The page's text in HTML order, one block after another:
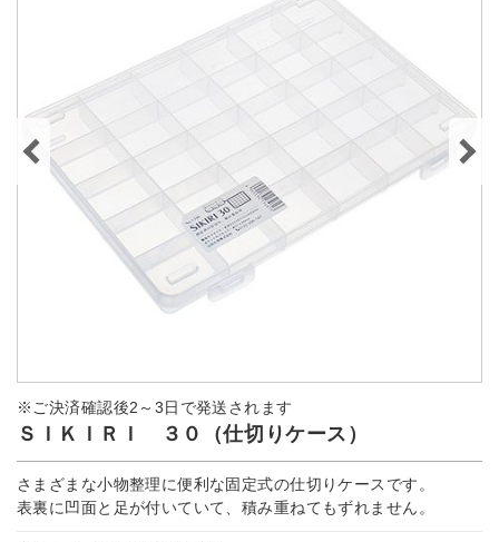
※ご決済確認後2～3日で発送されます
ＳＩＫＩＲＩ ３０（仕切りケース）
さまざまな小物整理に便利な固定式の仕切りケースです。
表裏に凹面と足が付いていて、積み重ねてもずれません。